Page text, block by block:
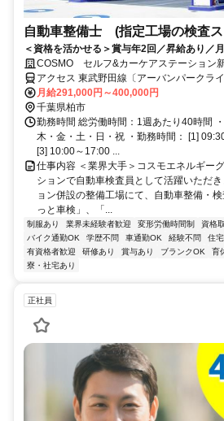
自動車整備士 (指定工場の検査
＜資格を活かせる＞賞与年2回／昇給あり／
残業20時間以内／福利厚生や制度も充実◎／
COSMO セルフ&カーケアステーション
アクセス 東武野田線〔アーバンパークラ
分、東武野田線〔アーバンパークライン〕
駅から徒歩１２分
月給291,000円～400,000円
千葉県柏市
勤務時間 総労働時間：1週あたり40時間
木・金・土・日・祝 ・勤務時間： [1]
[3] 10:00～17:00 ...
仕事内容 ＜業界大手＞コスモエネルギー
ションで自動車検査員として活躍いただ
ョン併設の整備工場にて、自動車整備・
っと車検」、「...
制服あり 業界未経験者歓迎 変形労働時間制 資格
バイク通勤OK
学歴不問 車通勤OK 経験不問 住
有資格者歓迎
研修あり 賞与あり ブランクOK 育
寮・社宅あり
正社員